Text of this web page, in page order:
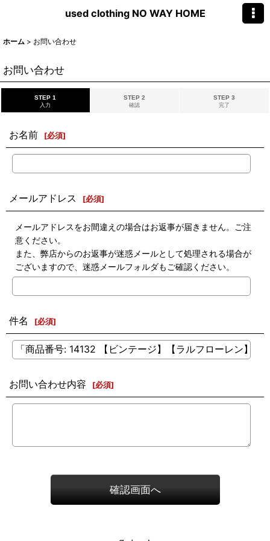
used clothing NO WAY HOME
ホーム > お問い合わせ
お問い合わせ
STEP 1
入力
STEP 2
確認
STEP 3
完了
お名前 [必須]
メールアドレス [必須]
メールアドレスをお間違えの場合はお返事が届きません。ご注
意ください。
また、弊店からのお返事が迷惑メールとして処理される場合が
ございますので、迷惑メールフォルダもご確認ください。
件名 [必須]
お問い合わせ内容 [必須]
確認画面へ